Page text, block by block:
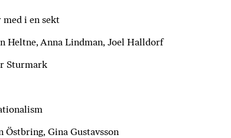
p
r
i en sekt
Heltne, Anna Lindman, Joel Halldorf
Sturmark
Östbring, Gina Gustavsson